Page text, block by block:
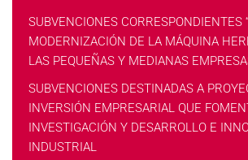
SUBVENCIONES CORRESPONDIENTES
MODERNIZACIÓN DE LA MÁQUINA
LAS PEQUEÑAS Y MEDIANAS
SUBVENCIONES DESTINADAS A
INVERSIÓN EMPRESARIAL QUE
INVESTIGACIÓN Y DESARROLLO E
INDUSTRIAL